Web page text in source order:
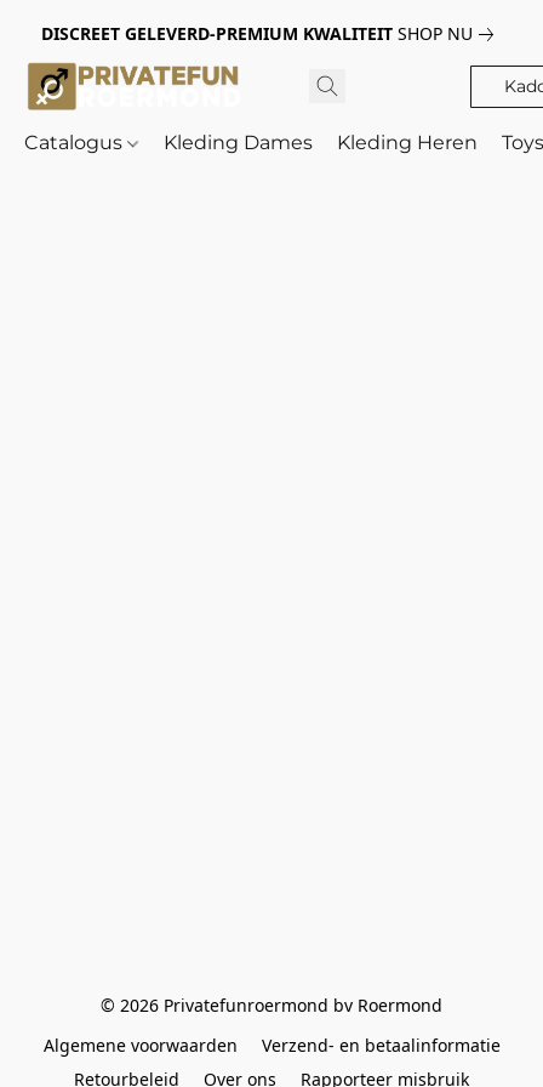
DISCREET GELEVERD-PREMIUM KWALITEIT SHOP NU
Catalogus Kleding Dames Kleding Heren
© 2026 Privatefunroermond bv Roermond
Algemene voorwaarden
Verzend- en betaalinformatie
Retourbeleid
Over ons Rapporteer misbruik